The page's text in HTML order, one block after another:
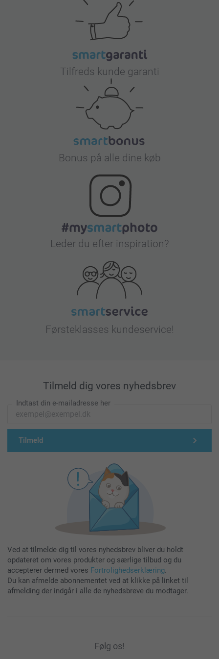
Tilfreds kunde garanti
Bonus på alle dine køb
Leder du efter inspiration?
Førsteklasses kundeservice!
Tilmeld dig vores nyhedsbrev
Indtast din e-mailadresse her
Tilmeld
Ved at tilmelde dig til vores nyhedsbrev bliver du holdt
opdateret om vores produkter og særlige tilbud og du
accepterer dermed vores Fortrolighedserklæring.
Du kan afmelde abonnementet ved at klikke på linket til
afmelding der indgår i alle de nyhedsbreve du modtager.
Følg os!